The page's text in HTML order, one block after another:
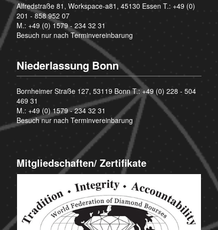
Alfredstraße 81, Workspace-a81, 45130 Essen T.: +49 (0)
201 - 858 952 07
M.: +49 (0) 1579 - 234 32 31
Besuch nur nach Terminvereinbarung
Niederlassung Bonn
Bornheimer Straße 127, 53119 Bonn T.:+49 (0) 228 - 504
469 31
M.: +49 (0) 1579 - 234 32 31
Besuch nur nach Terminvereinbarung
Mitgliedschaften/ Zertifikate